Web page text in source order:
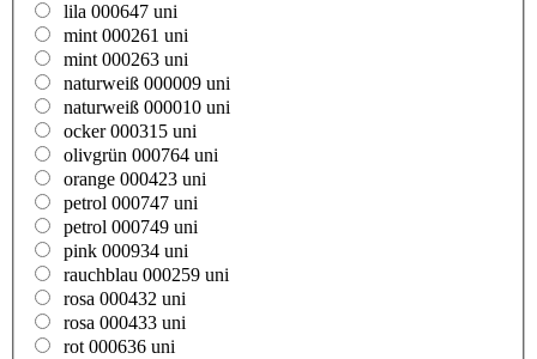
lila 000647 uni
mint 000261 uni
mint 000263 uni
naturweiß 000009 uni
naturweiß 000010 uni
ocker 000315 uni
olivgrün 000764 uni
orange 000423 uni
petrol 000747 uni
petrol 000749 uni
pink 000934 uni
rauchblau 000259 uni
rosa 000432 uni
rosa 000433 uni
rot 000636 uni